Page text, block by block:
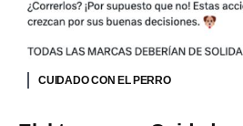
CUIDADO CON EL PERRO